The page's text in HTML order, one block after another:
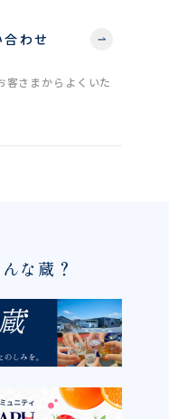
わせ
客さまからよくいた
な蔵？